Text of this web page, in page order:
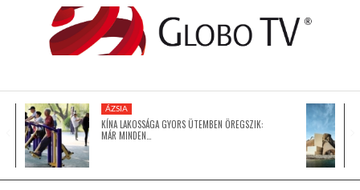
AFRIKA
ÁZSIA
ÁZSIA
KÍNA LAKOSSÁGA GYORS ÜTEMBEN ÖREGSZIK:
MÁR MINDEN…